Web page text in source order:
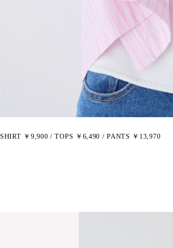
SHIRT ￥9,900 / TOPS ￥6,490 / PANTS ￥13,970